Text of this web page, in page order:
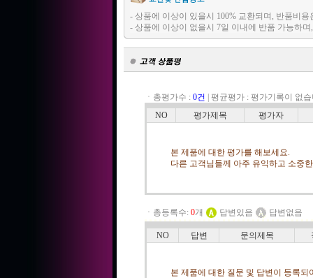
- 상품에 이상이 있을시 100% 교환되며, 반품비
- 상품에 이상이 없을시 7일 이내에 반품 가능하
ㆍ총평가수 : 0건 평균평가 : 평가기록이 없
NO
평가제목 평가자
본 제품에 대한 평가를 해보세요.
다른 고객님들께 아주 유익하고 소중
ㆍ총등록수: 0개 답변있음 답변없음
NO 답변 문의제목
본 제품에 대한 질문 및 답변이 등록되